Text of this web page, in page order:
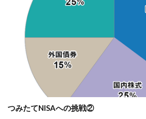
つみたてNISAへの挑戦②